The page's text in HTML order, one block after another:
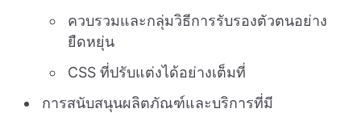
ควบรวมและกลุ่มวิธีการรับรองตัวตนอย่าง
ยืดหยุ่น
CSS ที่ปรับแต่งได้อย่างเต็มที่
การสนับสนุนผลิตภัณฑ์และบริการที่มี